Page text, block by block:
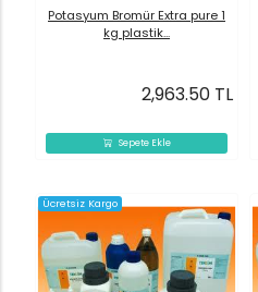
Sepete Ekle
Potasyum Bromür Extra pure 1
kg plastik...
2,963.50 TL
Ücretsiz Kargo